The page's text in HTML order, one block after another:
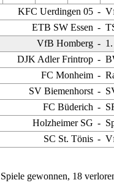
KFC Uerdingen 05 -
ETB SW Essen -
VfB Homberg -
DJK Adler Frintrop -
FC Monheim -
SV Biemenhorst -
FC Büderich -
Holzheimer SG -
SC St. Tönis -
gewonnen, 18